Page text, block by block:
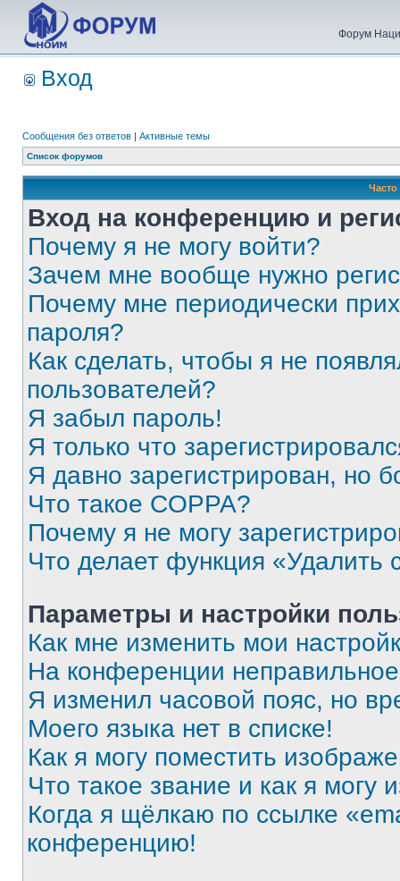
Форум
Вход
Сообщения без ответов | Активные темы
Список форумов
Вход на конференцию и
Почему я не могу войти?
Зачем мне вообще нужно
Почему мне периодически
пароля?
Как сделать, чтобы я не
пользователей?
Я забыл пароль!
Я только что
Я давно зарегистрирован, но
Что такое COPPA?
Почему я не могу
Что делает функция «Удалить
Параметры и настройки
Как мне изменить мои
На конференции
Я изменил часовой пояс, но
Моего языка нет в списке!
Как я могу поместить
Что такое звание и как я могу
Когда я щёлкаю по ссылке
конференцию!